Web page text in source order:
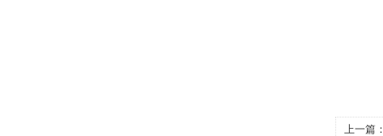
上一篇：